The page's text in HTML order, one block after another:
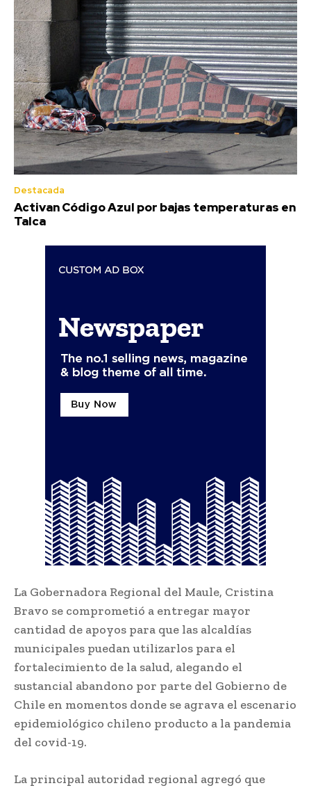
Destacada
Activan Código Azul por bajas temperaturas en
Talca
La Gobernadora Regional del Maule, Cristina
Bravo se comprometió a entregar mayor
cantidad de apoyos para que las alcaldías
municipales puedan utilizarlos para el
fortalecimiento de la salud, alegando el
sustancial abandono por parte del Gobierno de
Chile en momentos donde se agrava el escenario
epidemiológico chileno producto a la pandemia
del covid-19.
La principal autoridad regional agregó que